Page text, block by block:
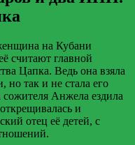
на Кубани
считают главной
Цапка. Ведь она взяла
так и не стала его
Анжела ездила
и
отец её детей, с